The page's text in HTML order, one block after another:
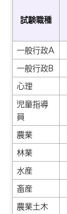
試験職種
一般行政A
一般行政B
心理
児童指導
員
農業
林業
水産
畜産
農業土木